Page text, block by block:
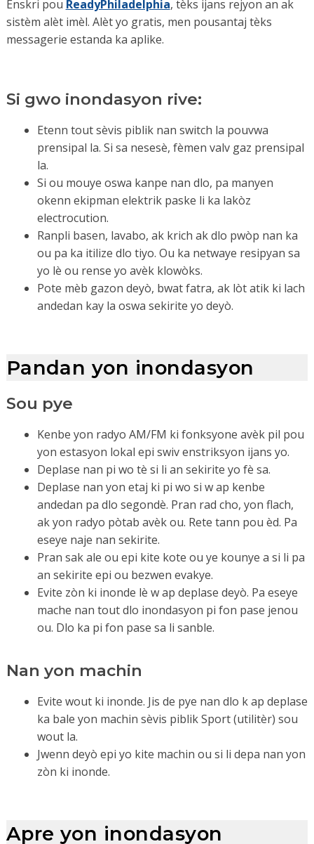
Enskri pou ReadyPhiladelphia, tèks ijans rejyon an ak
sistèm alèt imèl. Alèt yo gratis, men pousantaj tèks
messagerie estanda ka aplike.
Si gwo inondasyon rive:
Etenn tout sèvis piblik nan switch la pouvwa
prensipal la. Si sa nesesè, fèmen valv gaz prensipal
la.
Si ou mouye oswa kanpe nan dlo, pa manyen
okenn ekipman elektrik paske li ka lakòz
electrocution.
Ranpli basen, lavabo, ak krich ak dlo pwòp nan ka
ou pa ka itilize dlo tiyo. Ou ka netwaye resipyan sa
yo lè ou rense yo avèk klowòks.
Pote mèb gazon deyò, bwat fatra, ak lòt atik ki lach
andedan kay la oswa sekirite yo deyò.
Pandan yon inondasyon
Sou pye
Kenbe yon radyo AM/FM ki fonksyone avèk pil pou
yon estasyon lokal epi swiv enstriksyon ijans yo.
Deplase nan pi wo tè si li an sekirite yo fè sa.
Deplase nan yon etaj ki pi wo si w ap kenbe
andedan pa dlo segondè. Pran rad cho, yon flach,
ak yon radyo pòtab avèk ou. Rete tann pou èd. Pa
eseye naje nan sekirite.
Pran sak ale ou epi kite kote ou ye kounye a si li pa
an sekirite epi ou bezwen evakye.
Evite zòn ki inonde lè w ap deplase deyò. Pa eseye
mache nan tout dlo inondasyon pi fon pase jenou
ou. Dlo ka pi fon pase sa li sanble.
Nan yon machin
Evite wout ki inonde. Jis de pye nan dlo k ap deplase
ka bale yon machin sèvis piblik Sport (utilitèr) sou
wout la.
Jwenn deyò epi yo kite machin ou si li depa nan yon
zòn ki inonde.
Apre yon inondasyon